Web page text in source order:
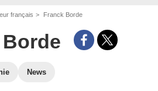
français Franck Borde
News